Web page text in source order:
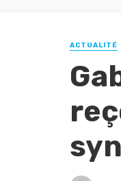
ACTUALITÉ